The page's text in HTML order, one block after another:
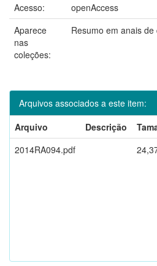
Acesso:
openAccess
Aparece
nas
coleções:
Resumo em anais
Arquivos associados a este item:
Arquivo
Descrição
2014RA094.pdf